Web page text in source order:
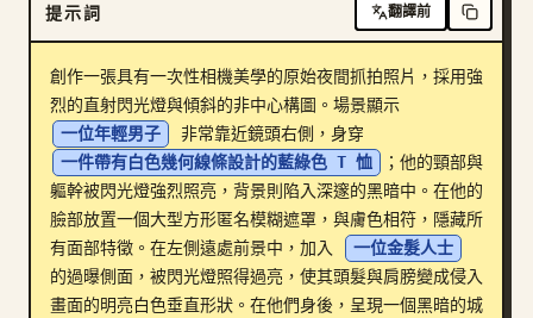
定價
下載
部落格
更新
提示詞 翻譯前
創作一張具有一次性相機美學的原始夜間抓拍照片，採用強
烈的直射閃光燈與傾斜的非中心構圖。場景顯示
一位年輕男子
非常靠近鏡頭右側，身穿
一件帶有白色幾何線條設計的藍綠色 T 恤
；他的頸部與
軀幹被閃光燈強烈照亮，背景則陷入深邃的黑暗中。在他的
臉部放置一個大型方形匿名模糊遮罩，與膚色相符，隱藏所
有面部特徵。在左側遠處前景中，加入
一位金髮人士
的過曝側面，被閃光燈照得過亮，使其頭髮與肩膀變成侵入
畫面的明亮白色垂直形狀。在他們身後，呈現一個黑暗的城